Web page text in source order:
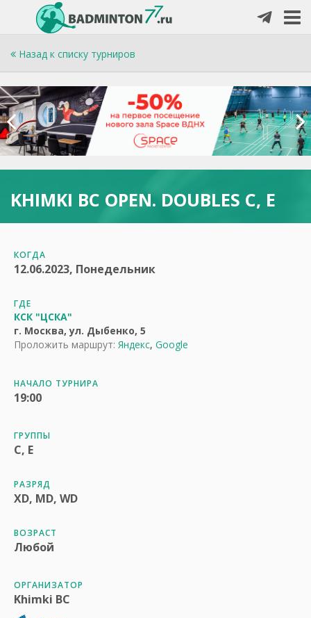
Назад к списку турниров
KHIMKI BC OPEN. DOUBLES С, E
КОГДА
12.06.2023, Понедельник
ГДЕ
КСК "ЦСКА"
г. Москва, ул. Дыбенко, 5
Проложить маршрут: Яндекс, Google
НАЧАЛО ТУРНИРА
19:00
ГРУППЫ
C, E
РАЗРЯД
XD, MD, WD
ВОЗРАСТ
Любой
ОРГАНИЗАТОР
Khimki BC